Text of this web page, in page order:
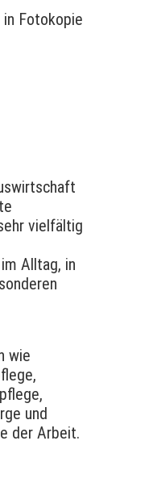
Fotokopie
vielfältig
Alltag, in
wie
und
der Arbeit.